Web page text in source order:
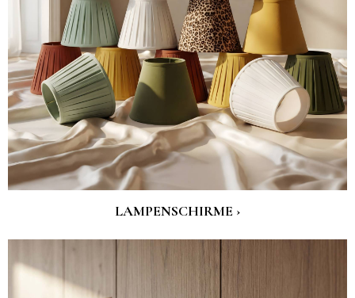
LAMPENSCHIRME ›